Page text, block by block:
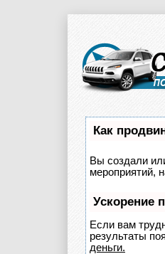
Как
Вы создали
мероприятий,
Ускорение
Если вам
результаты
деньги.